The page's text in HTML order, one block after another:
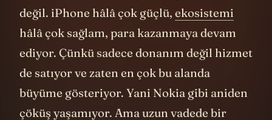
kontrolü tamamen kaybetmiş durumda
değil. iPhone hâlâ çok güçlü,ekosistemi
hâlâ çok sağlam, para kazanmaya devam
ediyor. Çünkü sadece donanım değil hizmet
de satıyor ve zaten en çok bu alanda
büyüme gösteriyor. Yani Nokia gibi aniden